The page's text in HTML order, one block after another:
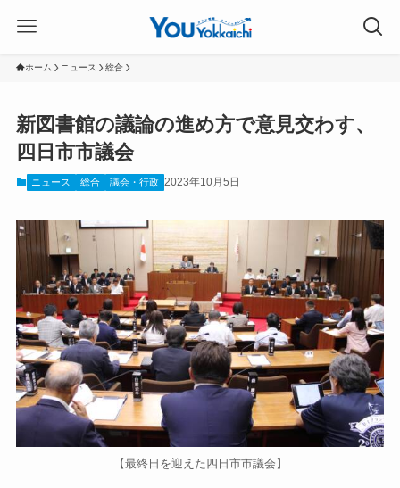
ホーム ニュース 総合
新図書館の議論の進め方で意見交わす、
四日市市議会
ニュース 総合 議会・行政 2023年10月5日
【最終日を迎えた四日市市議会】